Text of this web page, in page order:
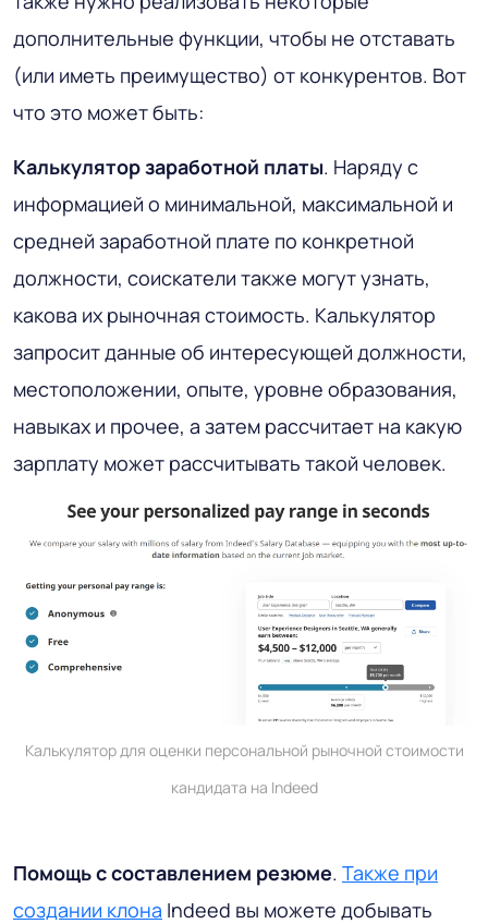
дополнительные функции, чтобы не отставать
(или иметь преимущество) от конкурентов. Вот
что это может быть:
Калькулятор заработной платы. Наряду с
информацией о минимальной, максимальной и
средней заработной плате по конкретной
должности, соискатели также могут узнать,
какова их рыночная стоимость. Калькулятор
запросит данные об интересующей должности,
местоположении, опыте, уровне образования,
навыках и прочее, а затем рассчитает на какую
зарплату может рассчитывать такой человек.
Калькулятор для оценки персональной рыночной стоимости
кандидата на Indeed
Помощь с составлением резюме. Также при
создании клона Indeed вы можете добывать